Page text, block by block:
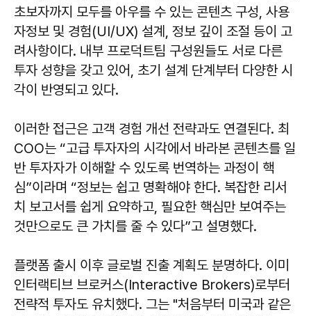
초보자까지 모두를 아우를 수 있는 콘텐츠 구성, 사용
자정보 및 경험(UI/UX) 설계, 정보 깊이 조절 등이 고
려사항이다. 내부 프로덕트팀 구성원들도 서로 다른
투자 성향을 갖고 있어, 초기 설계 단계부터 다양한 시
각이 반영되고 있다.
이러한 접근은 고객 경험 개선 전략과도 연결된다. 최
COO는 “고급 투자자의 시각에서 바라본 콘텐츠를 일
반 투자자가 이해할 수 있도록 번역하는 과정이 핵
심”이라며 “정보는 쉽고 명확해야 한다. 복잡한 리서
치 보고서를 쉽게 요약하고, 필요한 핵심만 보여주는
것만으로도 큰 가치를 줄 수 있다”고 설명했다.
플랫폼 출시 이후 글로벌 진출 계획도 분명하다. 이미
인터랙티브 브로커스(Interactive Brokers)로부터
전략적 투자도 유치했다. 그는 "처음부터 미국과 같은